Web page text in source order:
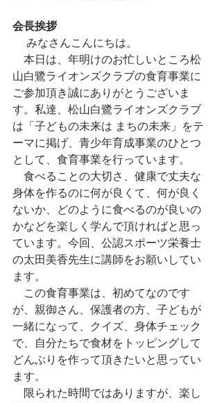
会長挨拶
みなさんこんにちは。
本日は、年明けのお忙しいところ松
山白鷺ライオンズクラブの食育事業に
ご参加頂き誠にありがとうございま
す。私達、松山白鷺ライオンズクラブ
は「子どもの未来は まちの未来」をテ
ーマに掲げ、青少年育成事業のひとつ
として、食育事業を行っています。
食べることの大切さ、健康で丈夫な
身体を作るのに何が良くて、何が良く
ないか、どのように食べるのが良いの
かなどを楽しく学んで頂ければと思っ
ています。今回、公認スポーツ栄養士
の太田美香先生に講師をお願いしてい
ます。
この食育事業は、初めてなのです
が、親御さん、保護者の方、子どもが
一緒になって、クイズ、身体チェック
で、自分たちで食材をトッピングして
どんぶりを作って頂きたいと思ってい
ます。
限られた時間ではありますが、楽し